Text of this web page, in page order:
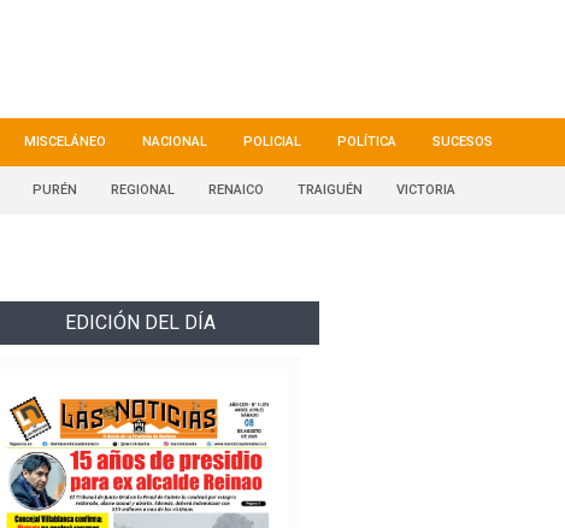
MISCELÁNEO NACIONAL POLICIAL POLÍTICA SUCESOS
PURÉN REGIONAL RENAICO TRAIGUÉN VICTORIA
EDICIÓN DEL DÍA